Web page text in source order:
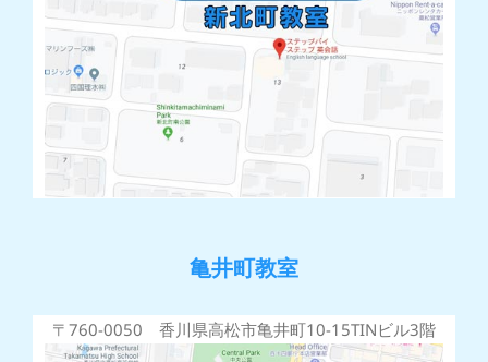
亀井町教室
〒760-0050 香川県高松市亀井町10-15TINビル3階